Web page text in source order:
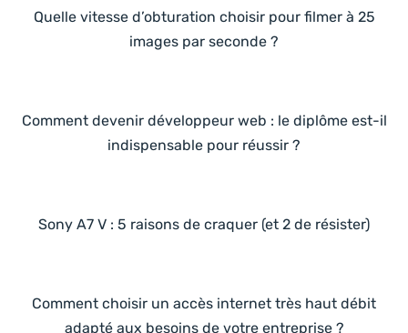
Quelle vitesse d’obturation choisir pour filmer à 25
images par seconde ?
Comment devenir développeur web : le diplôme est-il
indispensable pour réussir ?
Sony A7 V : 5 raisons de craquer (et 2 de résister)
Comment choisir un accès internet très haut débit
adapté aux besoins de votre entreprise ?